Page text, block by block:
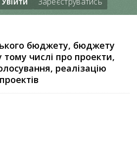
бюджету, бюджету
тому числі про проекти,
реалізацію